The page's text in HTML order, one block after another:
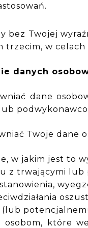
bez Twojej
trzecim, w
danych
dane
Twoje dane
w jakim jest to
z trwającymi lub
(lub
osobom, które